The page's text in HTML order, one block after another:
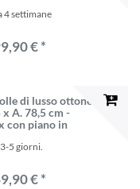
- Interni di
4 settimane
€ *
di lusso ottone
A. 78,5 cm -
con piano in
da
5 giorni.
€ *